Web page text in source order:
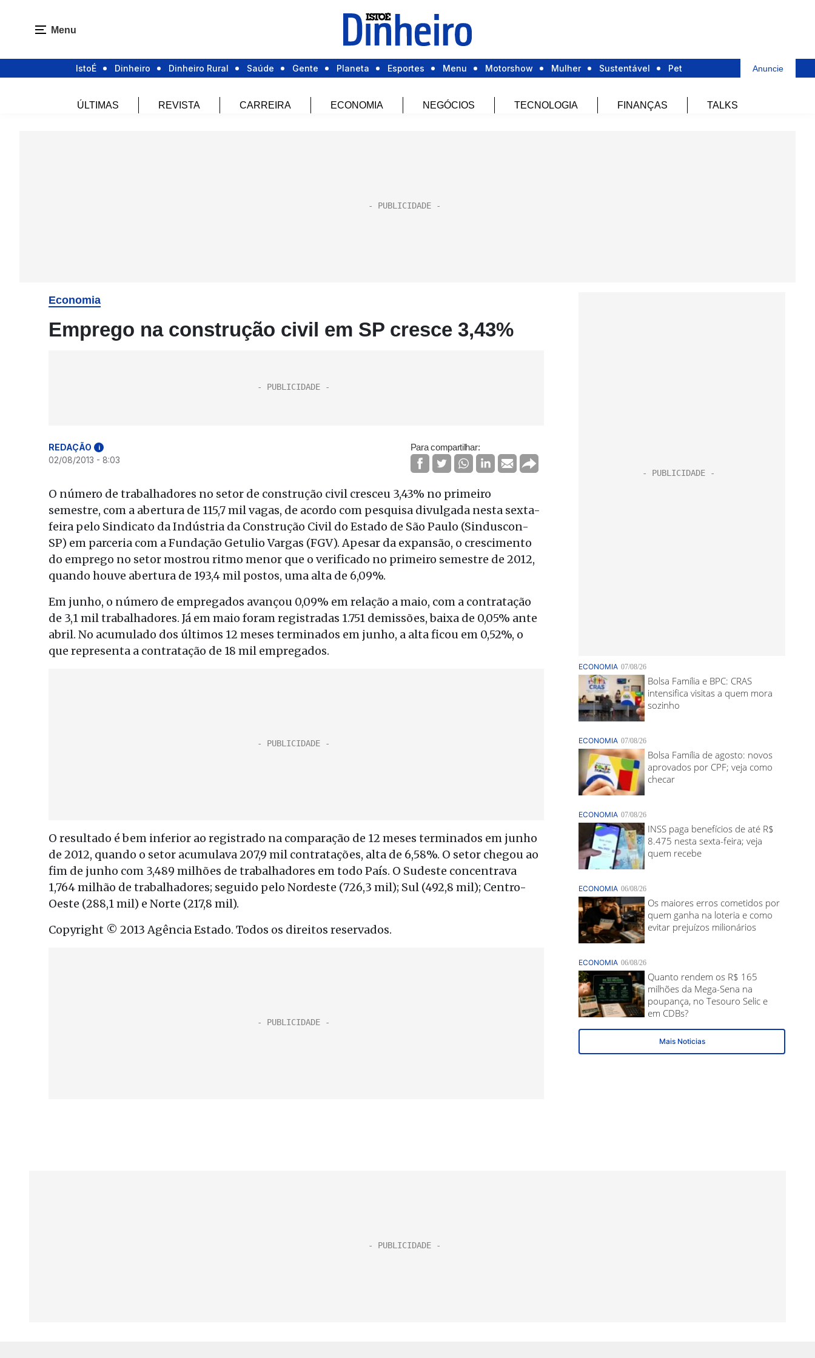
Menu
IstoÉ Dinheiro Dinheiro Rural Saúde Gente Planeta Esportes Menu Motorshow Mulher Sustentável Pet Anuncie
ÚLTIMAS REVISTA CARREIRA ECONOMIA NEGÓCIOS TECNOLOGIA FINANÇAS TALKS
Economia
Emprego na construção civil em SP cresce 3,43%
REDAÇÃO i
02/08/2013 - 8:03
Para compartilhar:
O número de trabalhadores no setor de construção civil cresceu 3,43% no primeiro
semestre, com a abertura de 115,7 mil vagas, de acordo com pesquisa divulgada nesta sexta-
feira pelo Sindicato da Indústria da Construção Civil do Estado de São Paulo (Sinduscon-
SP) em parceria com a Fundação Getulio Vargas (FGV). Apesar da expansão, o crescimento
do emprego no setor mostrou ritmo menor que o verificado no primeiro semestre de 2012,
quando houve abertura de 193,4 mil postos, uma alta de 6,09%.
Em junho, o número de empregados avançou 0,09% em relação a maio, com a contratação
de 3,1 mil trabalhadores. Já em maio foram registradas 1.751 demissões, baixa de 0,05% ante
abril. No acumulado dos últimos 12 meses terminados em junho, a alta ficou em 0,52%, o
que representa a contratação de 18 mil empregados.
O resultado é bem inferior ao registrado na comparação de 12 meses terminados em junho
de 2012, quando o setor acumulava 207,9 mil contratações, alta de 6,58%. O setor chegou ao
fim de junho com 3,489 milhões de trabalhadores em todo País. O Sudeste concentrava
1,764 milhão de trabalhadores; seguido pelo Nordeste (726,3 mil); Sul (492,8 mil); Centro-
Oeste (288,1 mil) e Norte (217,8 mil).
Copyright © 2013 Agência Estado. Todos os direitos reservados.